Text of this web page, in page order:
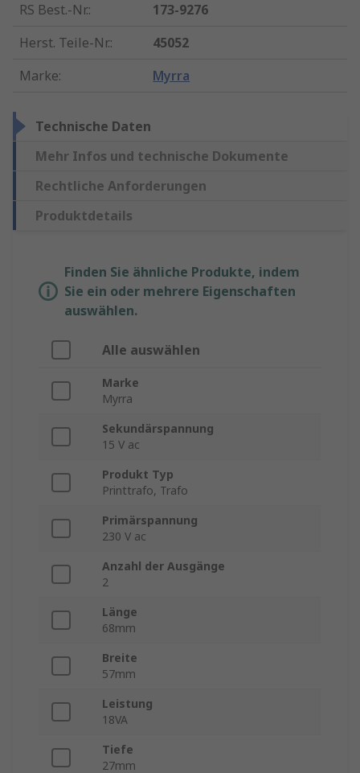
RS Best.-Nr.:
173-9276
Herst. Teile-Nr.:
45052
Marke: Myrra
Technische Daten
Mehr Infos und technische Dokumente
Rechtliche Anforderungen
Produktdetails
Finden Sie ähnliche Produkte, indem
Sie ein oder mehrere Eigenschaften
auswählen.
Alle auswählen
Marke
Myrra
Sekundärspannung
15 V ac
Produkt Typ
Printtrafo, Trafo
Primärspannung
230 V ac
Anzahl der Ausgänge
2
Länge
68mm
Breite
57mm
Leistung
18VA
Tiefe
27mm